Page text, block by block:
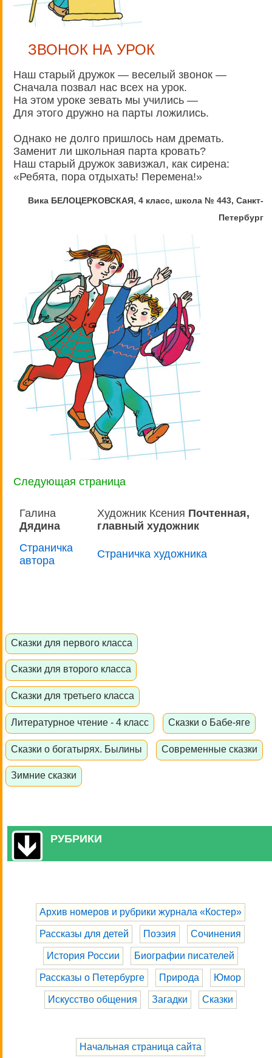
ЗВОНОК НА УРОК
Наш старый дружок — веселый звонок —
Сначала позвал нас всех на урок.
На этом уроке зевать мы учились —
Для этого дружно на парты ложились.
Однако не долго пришлось нам дремать.
Заменит ли школьная парта кровать?
Наш старый дружок завизжал, как сирена:
«Ребята, пора отдыхать! Перемена!»
Вика БЕЛОЦЕРКОВСКАЯ, 4 класс, школа № 443, Санкт-
Петербург
Следующая страница
Галина
Дядина
Художник Ксения Почтенная,
главный художник
Страничка
автора
Страничка художника
Сказки для первого класса
Сказки для второго класса
Сказки для третьего класса
Литературное чтение - 4 класс Сказки о Бабе-яге
Сказки о богатырях. Былины Современные сказки
Зимние сказки
РУБРИКИ
Архив номеров и рубрики журнала «Костер»
Рассказы для детей Поэзия Сочинения
История России Биографии писателей
Рассказы о Петербурге Природа Юмор
Искусство общения Загадки Сказки
Начальная страница сайта